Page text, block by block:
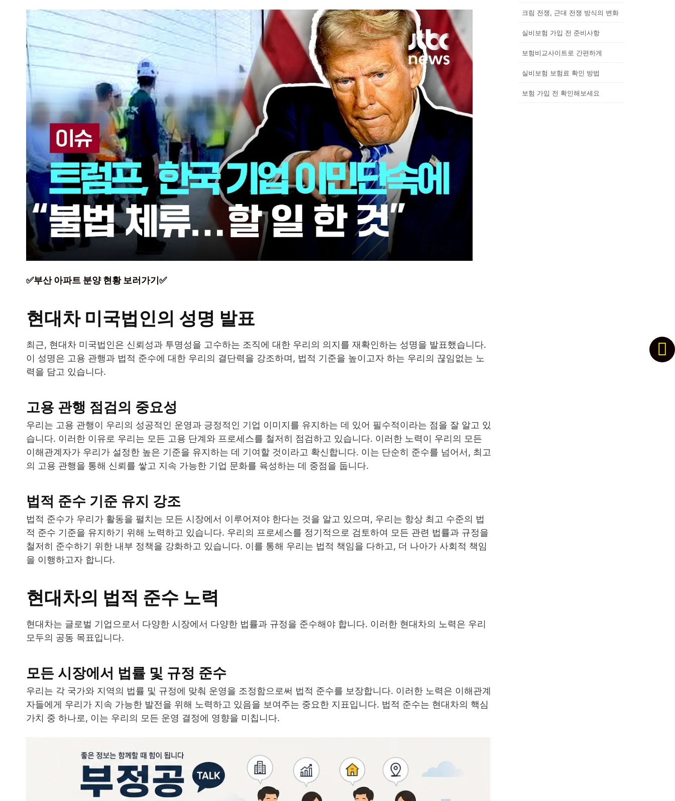
✅부산 아파트 분양 현황 보러가기✅
현대차 미국법인의 성명 발표
최근, 현대차 미국법인은 신뢰성과 투명성을 고수하는 조직에 대한 우리의 의지를 재확인하는 성명을 발표했습니다.
이 성명은 고용 관행과 법적 준수에 대한 우리의 결단력을 강조하며, 법적 기준을 높이고자 하는 우리의 끊임없는 노
력을 담고 있습니다.
고용 관행 점검의 중요성
우리는 고용 관행이 우리의 성공적인 운영과 긍정적인 기업 이미지를 유지하는 데 있어 필수적이라는 점을 잘 알고 있
습니다. 이러한 이유로 우리는 모든 고용 단계와 프로세스를 철저히 점검하고 있습니다. 이러한 노력이 우리의 모든
이해관계자가 우리가 설정한 높은 기준을 유지하는 데 기여할 것이라고 확신합니다. 이는 단순히 준수를 넘어서, 최고
의 고용 관행을 통해 신뢰를 쌓고 지속 가능한 기업 문화를 육성하는 데 중점을 둡니다.
법적 준수 기준 유지 강조
법적 준수가 우리가 활동을 펼치는 모든 시장에서 이루어져야 한다는 것을 알고 있으며, 우리는 항상 최고 수준의 법
적 준수 기준을 유지하기 위해 노력하고 있습니다. 우리의 프로세스를 정기적으로 검토하여 모든 관련 법률과 규정을
철저히 준수하기 위한 내부 정책을 강화하고 있습니다. 이를 통해 우리는 법적 책임을 다하고, 더 나아가 사회적 책임
을 이행하고자 합니다.
현대차의 법적 준수 노력
현대차는 글로벌 기업으로서 다양한 시장에서 다양한 법률과 규정을 준수해야 합니다. 이러한 현대차의 노력은 우리
모두의 공동 목표입니다.
모든 시장에서 법률 및 규정 준수
우리는 각 국가와 지역의 법률 및 규정에 맞춰 운영을 조정함으로써 법적 준수를 보장합니다. 이러한 노력은 이해관계
자들에게 우리가 지속 가능한 발전을 위해 노력하고 있음을 보여주는 중요한 지표입니다. 법적 준수는 현대차의 핵심
가치 중 하나로, 이는 우리의 모든 운영 결정에 영향을 미칩니다.
크림 전쟁, 근대 전쟁 방식의 변화
실비보험 가입 전 준비사항
보험비교사이트로 간편하게
실비보험 보험료 확인 방법
보험 가입 전 확인해보세요